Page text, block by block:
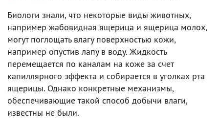
Биологи знали, что некоторые виды животных,
например жабовидная ящерица и ящерица молох,
могут поглощать влагу поверхностью кожи,
например опустив лапу в воду. Жидкость
перемещается по каналам на коже за счет
капиллярного эффекта и собирается в уголках рта
ящерицы. Однако конкретные механизмы,
обеспечивающие такой способ добычи влаги,
известны не были.